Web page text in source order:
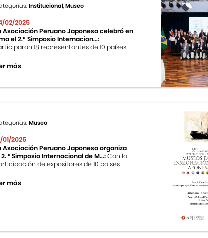
Institucional, Museo
02/2025
Asociación Peruano Japonesa celebró en
el 2.º Simposio Internacion...:
18 representantes de 10 países.
más
Museo
01/2025
Asociación Peruano Japonesa organiza
2. ° Simposio Internacional de M...:Con la
de expositores de 10 países.
más